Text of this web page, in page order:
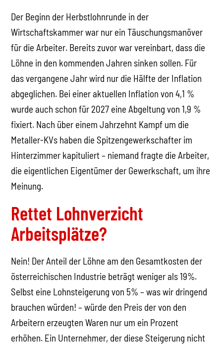
Der Beginn der Herbstlohnrunde in der
Wirtschaftskammer war nur ein Täuschungsmanöver
für die Arbeiter. Bereits zuvor war vereinbart, dass die
Löhne in den kommenden Jahren sinken sollen. Für
das vergangene Jahr wird nur die Hälfte der Inflation
abgeglichen. Bei einer aktuellen Inflation von 4,1 %
wurde auch schon für 2027 eine Abgeltung von 1,9 %
fixiert. Nach über einem Jahrzehnt Kampf um die
Metaller-KVs haben die Spitzengewerkschafter im
Hinterzimmer kapituliert – niemand fragte die Arbeiter,
die eigentlichen Eigentümer der Gewerkschaft, um ihre
Meinung.
Rettet Lohnverzicht
Arbeitsplätze?
Nein! Der Anteil der Löhne am den Gesamtkosten der
österreichischen Industrie beträgt weniger als 19%.
Selbst eine Lohnsteigerung von 5% – was wir dringend
brauchen würden! – würde den Preis der von den
Arbeitern erzeugten Waren nur um ein Prozent
erhöhen. Ein Unternehmer, der diese Steigerung nicht